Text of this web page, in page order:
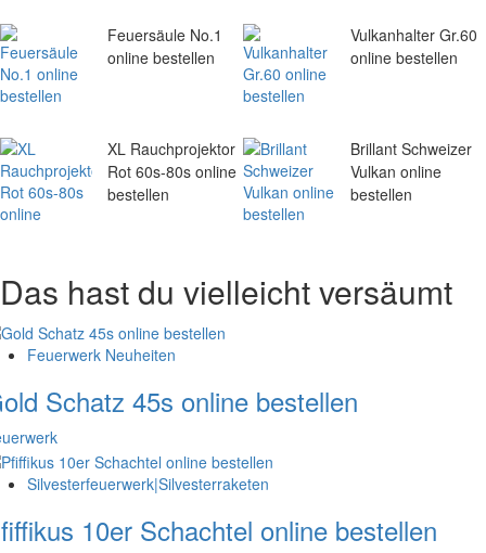
Feuersäule No.1
online bestellen
Vulkanhalter Gr.60
online bestellen
XL Rauchprojektor
Rot 60s-80s online
bestellen
Brillant Schweizer
Vulkan online
bestellen
Das hast du vielleicht versäumt
Feuerwerk Neuheiten
Schatz 45s online bestellen
Silvesterfeuerwerk|Silvesterraketen
10er Schachtel online bestellen